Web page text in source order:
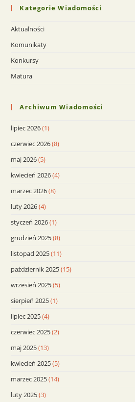
Kategorie Wiadomości
Aktualności
Komunikaty
Konkursy
Matura
Archiwum Wiadomości
lipiec 2026(1)
czerwiec 2026(8)
maj 2026(5)
kwiecień 2026(4)
marzec 2026(8)
luty 2026(4)
styczeń 2026(1)
grudzień 2025(8)
listopad 2025(11)
październik 2025(15)
wrzesień 2025(5)
sierpień 2025(1)
lipiec 2025(4)
czerwiec 2025(2)
maj 2025(13)
kwiecień 2025(5)
marzec 2025(14)
luty 2025(3)